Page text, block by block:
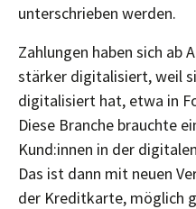
unterschrieben werden.
Zahlungen haben sich ab
stärker digitalisiert, weil
digitalisiert hat, etwa in
Diese Branche brauchte
Kund:innen in der
Das ist dann mit neuen
der Kreditkarte, möglich